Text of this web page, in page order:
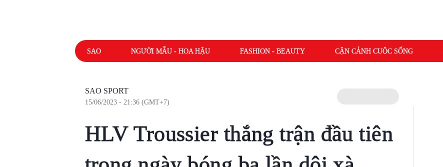
SAO NGƯỜI MẪU - HOA HẬU FASHION - BEAUTY CẬN CẢNH CUỘC SỐNG
SAO SPORT
15/06/2023 - 21:36 (GMT+7)
HLV Troussier thắng trận đầu tiên